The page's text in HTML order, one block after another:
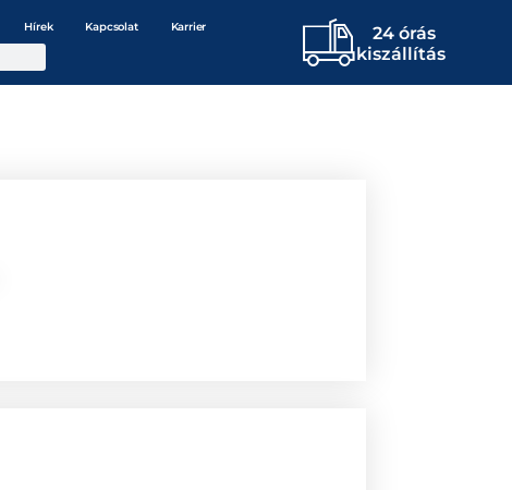
Hírek Kapcsolat Karrier
24 órás
kiszállítás